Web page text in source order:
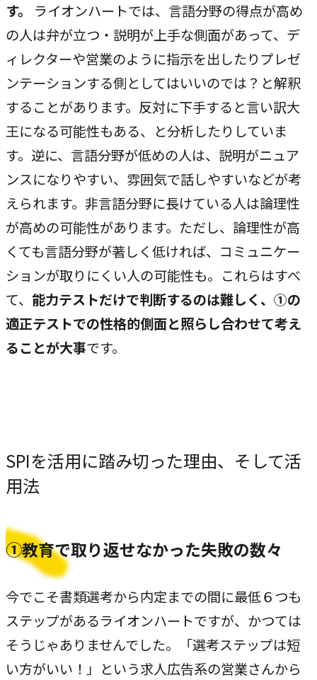
企業情報
ライオンハートの会社概要、歴史、そしてメンバーをご紹
会社概要
→
ライオンハートの基本情報
LH&creatives Inc.
→
グループ会社（海外拠点）の紹介
役員紹介
→
経営チームの紹介
お知らせ
ブログ
CONTACT
お問い合わせ
す。
ライオンハートでは、言語分野の得点が高め
の人は弁が立つ・説明が上手な側面があって、デ
ィレクターや営業のように指示を出したりプレゼ
ンテーションする側としてはいいのでは？と解釈
することがあります。反対に下手すると言い訳大
王になる可能性もある、と分析したりしていま
す。逆に、言語分野が低めの人は、説明がニュア
ンスになりやすい、雰囲気で話しやすいなどが考
えられます。非言語分野に長けている人は論理性
が高めの可能性があります。ただし、論理性が高
くても言語分野が著しく低ければ、コミュニケー
ションが取りにくい人の可能性も。これらはすべ
て、 能力テストだけで判断するのは難しく、①の
適正テストでの性格的側面と照らし合わせて考え
ることが大事です。
SPIを活用に踏み切った理由、そして活
用法
①教育で取り返せなかった失敗の数々
今でこそ書類選考から内定までの間に最低６つも
ステップがあるライオンハートですが、かつては
そうじゃありませんでした。「選考ステップは短
い方がいい！」という求人広告系の営業さんから